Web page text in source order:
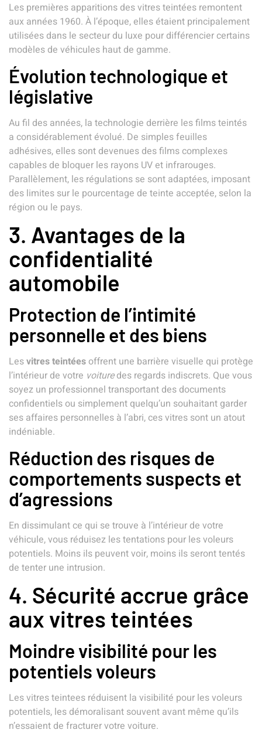
Les premières apparitions des vitres teintées remontent
aux années 1960. À l’époque, elles étaient principalement
utilisées dans le secteur du luxe pour différencier certains
modèles de véhicules haut de gamme.
Évolution technologique et
législative
Au fil des années, la technologie derrière les films teintés
a considérablement évolué. De simples feuilles
adhésives, elles sont devenues des films complexes
capables de bloquer les rayons UV et infrarouges.
Parallèlement, les régulations se sont adaptées, imposant
des limites sur le pourcentage de teinte acceptée, selon la
région ou le pays.
3. Avantages de la
confidentialité
automobile
Protection de l’intimité
personnelle et des biens
Lesvitres teintéesoffrent une barrière visuelle qui protège
l’intérieur de votre voituredes regards indiscrets. Que vous
soyez un professionnel transportant des documents
confidentiels ou simplement quelqu’un souhaitant garder
ses affaires personnelles à l’abri, ces vitres sont un atout
indéniable.
Réduction des risques de
comportements suspects et
d’agressions
En dissimulant ce qui se trouve à l’intérieur de votre
véhicule, vous réduisez les tentations pour les voleurs
potentiels. Moins ils peuvent voir, moins ils seront tentés
de tenter une intrusion.
4. Sécurité accrue grâce
aux vitres teintées
Moindre visibilité pour les
potentiels voleurs
Les vitres teintees réduisent la visibilité pour les voleurs
potentiels, les démoralisant souvent avant même qu’ils
n’essaient de fracturer votre voiture.